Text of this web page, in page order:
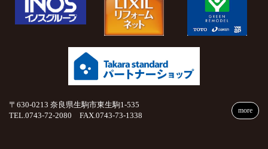
〒630-0213 奈良県生駒市東生駒1-535
TEL.0743-72-2080 FAX.0743-73-1338
more